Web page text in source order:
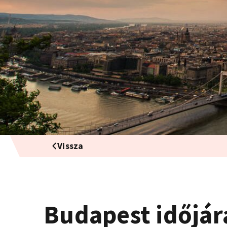
Vissza
Budapest